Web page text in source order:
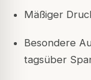
Mäßiger
Besondere
tagsüber